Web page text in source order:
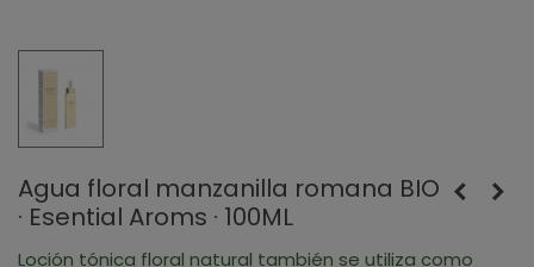
Agua floral manzanilla romana BIO
· Esential Aroms · 100ML
Loción tónica floral natural también se utiliza como